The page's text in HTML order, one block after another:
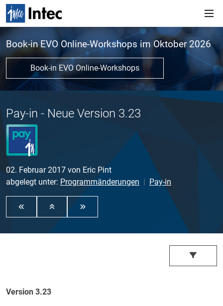
Book-in EVO Online-Workshops im Oktober 2026
Book-in EVO Online-Workshops
Pay-in - Neue Version 3.23
02. Februar 2017 von Eric Pint
abgelegt unter: Programmänderungen Pay-in
Version 3.23